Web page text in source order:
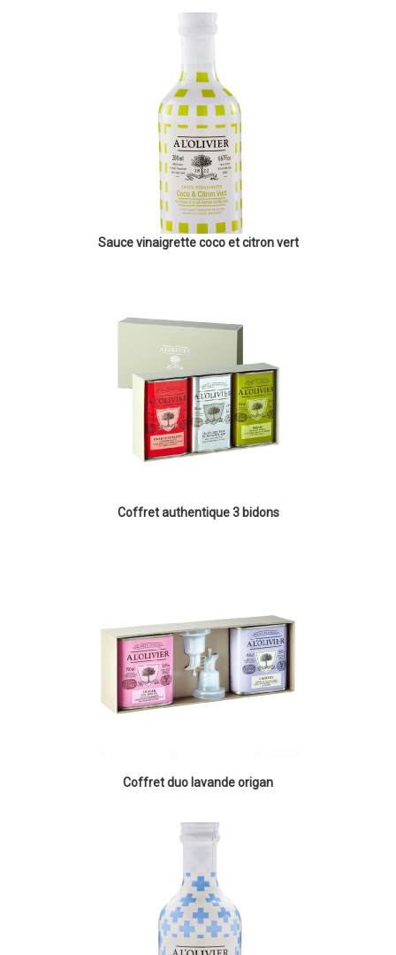
Sauce vinaigrette coco et citron vert
Coffret authentique 3 bidons
Coffret duo lavande origan